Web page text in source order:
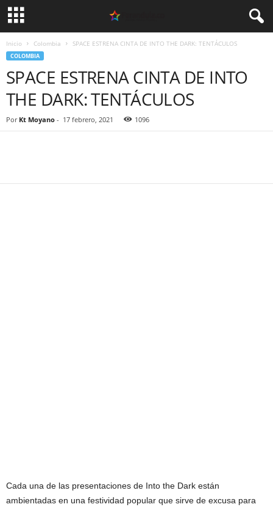
Inicio Colombia SPACE ESTRENA CINTA DE INTO THE DARK: TENTÁCULOS
COLOMBIA
SPACE ESTRENA CINTA DE INTO
THE DARK: TENTÁCULOS
Por Kt Moyano - 17 febrero, 2021 1096
Cada una de las presentaciones de Into the Dark están
ambientadas en una festividad popular que sirve de excusa para